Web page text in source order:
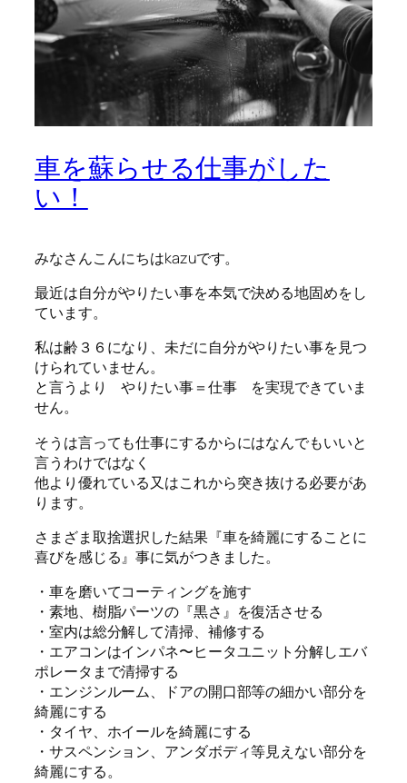
車を蘇らせる仕事がした
い！
みなさんこんにちはkazuです。
最近は自分がやりたい事を本気で決める地固めをし
ています。
私は齢３６になり、未だに自分がやりたい事を見つ
けられていません。
と言うより やりたい事＝仕事 を実現できていま
せん。
そうは言っても仕事にするからにはなんでもいいと
言うわけではなく
他より優れている又はこれから突き抜ける必要があ
ります。
さまざま取捨選択した結果『車を綺麗にすることに
喜びを感じる』事に気がつきました。
・車を磨いてコーティングを施す
・素地、樹脂パーツの『黒さ』を復活させる
・室内は総分解して清掃、補修する
・エアコンはインパネ〜ヒータユニット分解しエバ
ポレータまで清掃する
・エンジンルーム、ドアの開口部等の細かい部分を
綺麗にする
・タイヤ、ホイールを綺麗にする
・サスペンション、アンダボディ等見えない部分を
綺麗にする。